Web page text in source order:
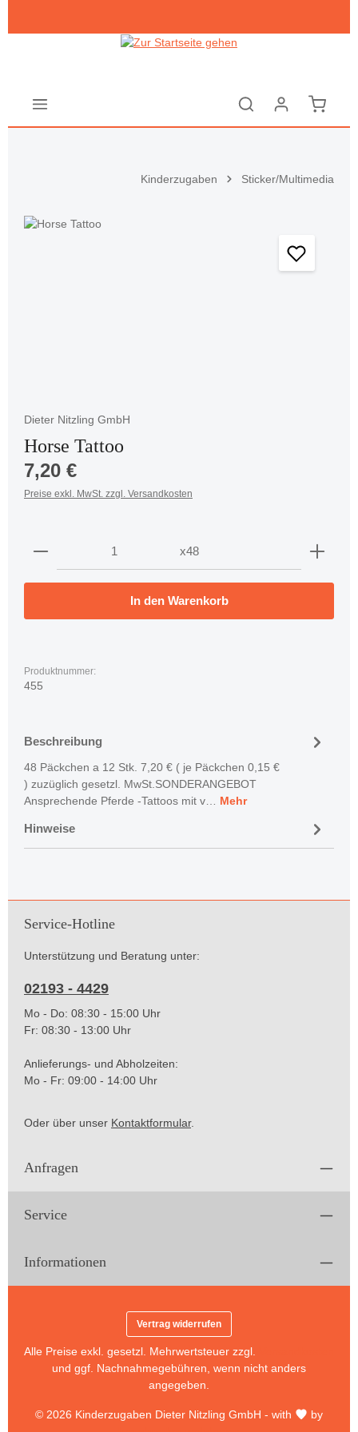
Kinderzugaben Sticker/Multimedia
Bildergalerie überspringen
Dieter Nitzling GmbH
Horse Tattoo
Regulärer Preis:
7,20 €
Preise exkl. MwSt. zzgl. Versandkosten
Produkt Anzahl: Gib den gewünschten Wert ein
x48
In den Warenkorb
Produktnummer:
455
Beschreibung
48 Päckchen a 12 Stk. 7,20 € ( je Päckchen 0,15 €
) zuzüglich gesetzl. MwSt.SONDERANGEBOT
Ansprechende Pferde -Tattoos mit v… Mehr
Hinweise
Service-Hotline
Unterstützung und Beratung unter:
02193 - 4429
Mo - Do: 08:30 - 15:00 Uhr
Fr: 08:30 - 13:00 Uhr
Anlieferungs- und Abholzeiten:
Mo - Fr: 09:00 - 14:00 Uhr
Oder über unser Kontaktformular.
Anfragen
Service
Informationen
Vertrag widerrufen
© 2026 Kinderzugaben Dieter Nitzling GmbH - with
by
Alle Preise exkl. gesetzl. Mehrwertsteuer zzgl.
und ggf. Nachnahmegebühren, wenn nicht anders
angegeben.